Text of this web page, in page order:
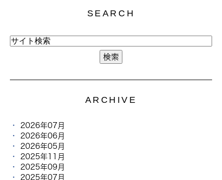
SEARCH
ARCHIVE
2026年07月
2026年06月
2026年05月
2025年11月
2025年09月
2025年07月